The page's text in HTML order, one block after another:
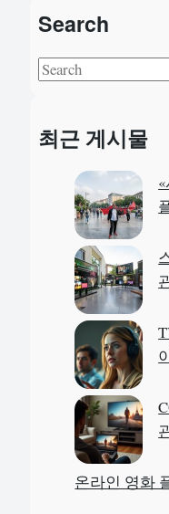
Search
S
r
최근 게시물
온라인 영화